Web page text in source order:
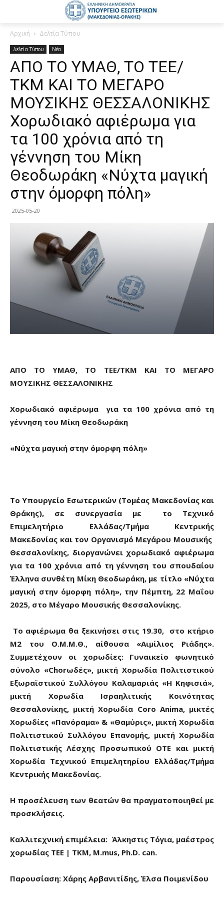
Αρχική Δελτία Τύπου
Δελτία Τύπου Νέα
ΑΠΟ ΤΟ ΥΜΑΘ, ΤΟ ΤΕΕ/
ΤΚΜ ΚΑΙ ΤΟ ΜΕΓΑΡΟ
ΜΟΥΣΙΚΗΣ ΘΕΣΣΑΛΟΝΙΚΗΣ
Χορωδιακό αφιέρωμα για
τα 100 χρόνια από τη
γέννηση του Μίκη
Θεοδωράκη «Νύχτα μαγική
στην όμορφη πόλη»
2025-05-20
ΑΠΟ ΤΟ ΥΜΑΘ, ΤΟ ΤΕΕ/ΤΚΜ ΚΑΙ ΤΟ ΜΕΓΑΡΟ
ΜΟΥΣΙΚΗΣ ΘΕΣΣΑΛΟΝΙΚΗΣ
Χορωδιακό αφιέρωμα για τα 100 χρόνια από τη
γέννηση του Μίκη Θεοδωράκη
«Νύχτα μαγική στην όμορφη πόλη»
To Υπουργείο Εσωτερικών (Τομέας Μακεδονίας και
Θράκης), σε συνεργασία με το Τεχνικό
Επιμελητήριο Ελλάδας/Τμήμα Κεντρικής
Μακεδονίας και τον Οργανισμό Μεγάρου Μουσικής
Θεσσαλονίκης, διοργανώνει χορωδιακό αφιέρωμα
για τα 100 χρόνια από τη γέννηση του σπουδαίου
Έλληνα συνθέτη Μίκη Θεοδωράκη, με τίτλο «Νύχτα
μαγική στην όμορφη πόλη», την Πέμπτη, 22 Μαΐου
2025, στο Μέγαρο Μουσικής Θεσσαλονίκης.
Το αφιέρωμα θα ξεκινήσει στις 19.30, στο κτήριο
Μ2 του Ο.Μ.Μ.Θ., αίθουσα «Αιμίλιος Ριάδης».
Συμμετέχουν οι χορωδίες: Γυναικείο φωνητικό
σύνολο «Chorωδές», μικτή Χορωδία Πολιτιστικού
Εξωραϊστικού Συλλόγου Καλαμαριάς «Η Κηφισιά»,
μικτή Χορωδία Ισραηλιτικής Κοινότητας
Θεσσαλονίκης, μικτή Χορωδία Coro Anima, μικτές
Χορωδίες «Πανόραμα» & «Θαμύρις», μικτή Χορωδία
Πολιτιστικού Συλλόγου Επανομής, μικτή Χορωδία
Πολιτιστικής Λέσχης Προσωπικού ΟΤΕ και μικτή
Χορωδία Τεχνικού Επιμελητηρίου Ελλάδας/Τμήμα
Κεντρικής Μακεδονίας.
Η προσέλευση των θεατών θα πραγματοποιηθεί με
προσκλήσεις.
Καλλιτεχνική επιμέλεια: Άλκηστις Τόγια, μαέστρος
χορωδίας ΤΕΕ | ΤΚΜ, Μ.mus, Ph.D. can.
Παρουσίαση: Χάρης Αρβανιτίδης, Έλσα Ποιμενίδου